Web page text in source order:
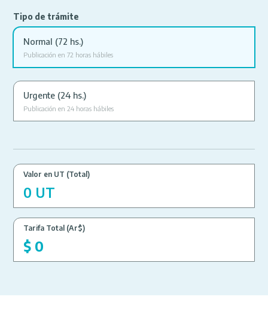
Tipo de trámite
Normal (72 hs.)
Publicación en 72 horas hábiles
Urgente (24 hs.)
Publicación en 24 horas hábiles
Valor en UT (Total)
0 UT
Tarifa Total (Ar$)
$ 0